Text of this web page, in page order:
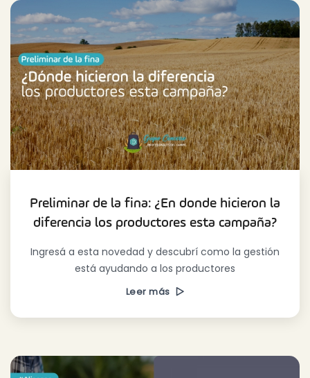
Preliminar de la fina: ¿En donde hicieron la
diferencia los productores esta campaña?
Ingresá a esta novedad y descubrí como la gestión
está ayudando a los productores
Leer más